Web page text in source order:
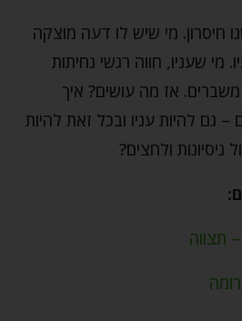
חיסרון. מי שיש לו דעה מוצקה
מי שעניו, חווה רגשי נחיתות
אז מה עושים? איך
גם להיות עניו ובכל זאת להיות
ולחצים?
תצווה